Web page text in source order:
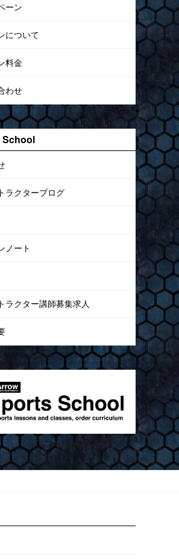
ーン
について
料金
わせ
School
ラクターブログ
ノート
ラクター講師募集求人